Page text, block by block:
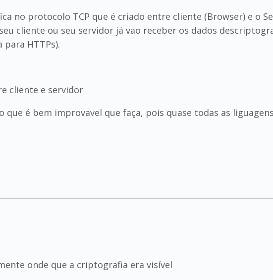
no protocolo TCP que é criado entre cliente (Browser) e o
cliente ou seu servidor já vao receber os dados
HTTPs).
cliente e servidor
que é bem improvavel que faça, pois quase todas as
onde que a criptografia era visível